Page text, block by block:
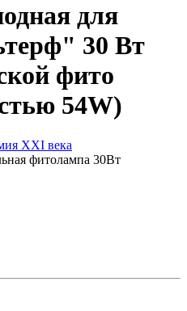
для
30 Вт
фито
54W)
XXI века
фитолампа 30Вт